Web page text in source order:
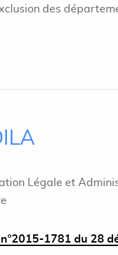
des
Légale et
1781 du 28